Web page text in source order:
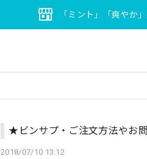
「ミント」「爽やか
★ビンサプ・ご注文方法やお
2018/07/10 13:12